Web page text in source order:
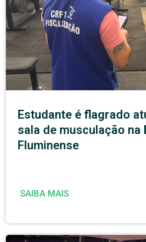
Estudante é flagrado
sala de musculação na
Fluminense
SAIBA MAIS